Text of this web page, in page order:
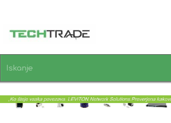
PRIJAVA